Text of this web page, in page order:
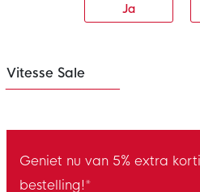
Ja
Vitesse Sale
Geniet nu van 5% extra
bestelling!*